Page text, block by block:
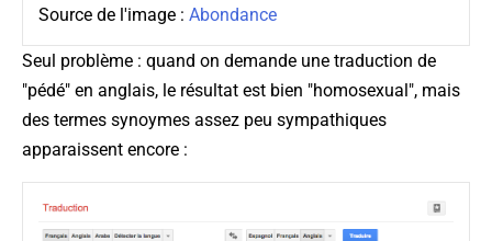
Source de l'image : Abondance
Seul problème : quand on demande une traduction de
"pédé" en anglais, le résultat est bien "homosexual", mais
des termes synoymes assez peu sympathiques
apparaissent encore :